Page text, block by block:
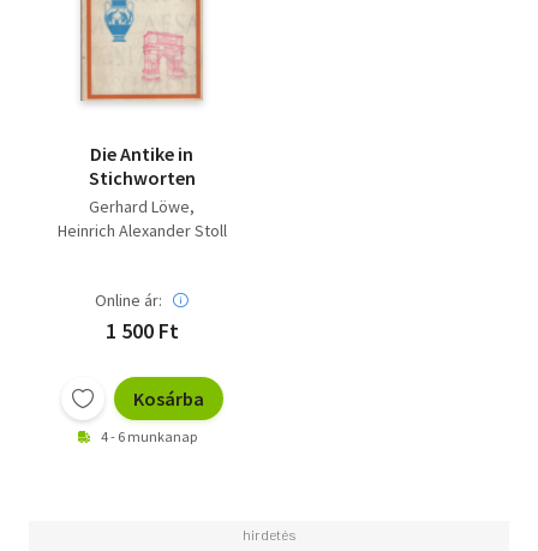
Die Antike in
Stichworten
Gerhard Löwe
Heinrich Alexander Stoll
Online ár:
1 500 Ft
Kosárba
4 - 6 munkanap